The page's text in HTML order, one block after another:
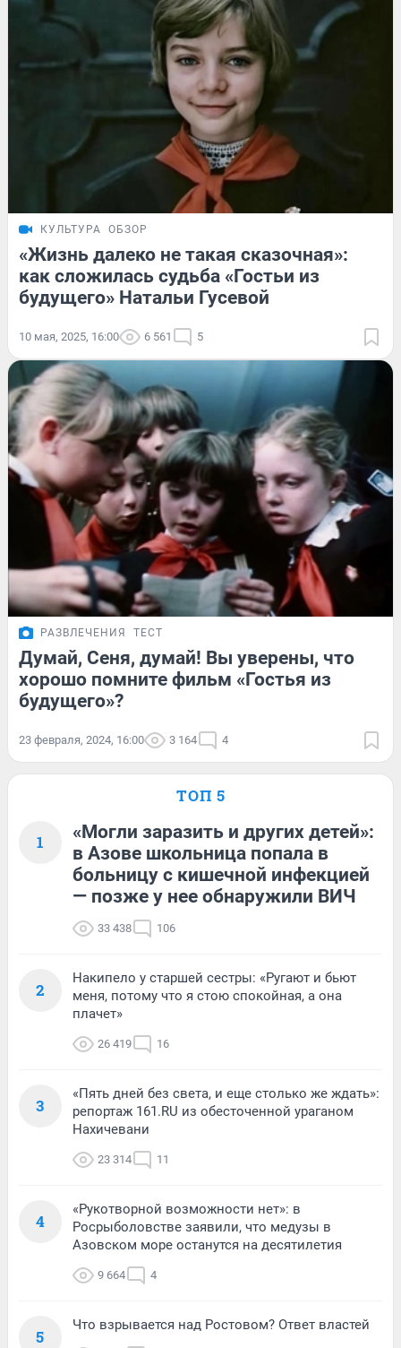
КУЛЬТУРА ОБЗОР
«Жизнь далеко не такая сказочная»:
как сложилась судьба «Гостьи из
будущего» Натальи Гусевой
10 мая, 2025, 16:00 6 561 5
РАЗВЛЕЧЕНИЯ ТЕСТ
Думай, Сеня, думай! Вы уверены, что
хорошо помните фильм «Гостья из
будущего»?
23 февраля, 2024, 16:00 3 164 4
ТОП 5
1
«Могли заразить и других детей»:
в Азове школьница попала в
больницу с кишечной инфекцией
— позже у нее обнаружили ВИЧ
33 438 106
2
Накипело у старшей сестры: «Ругают и бьют
меня, потому что я стою спокойная, а она
плачет»
26 419 16
3
«Пять дней без света, и еще столько же ждать»:
репортаж 161.RU из обесточенной ураганом
Нахичевани
23 314 11
4
«Рукотворной возможности нет»: в
Росрыболовстве заявили, что медузы в
Азовском море останутся на десятилетия
9 664 4
5
Что взрывается над Ростовом? Ответ властей